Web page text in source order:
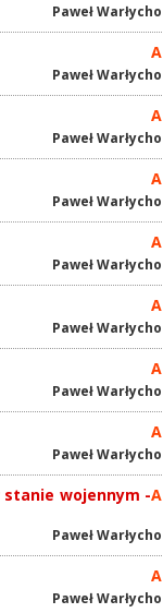
Paweł Warłycho
A
Paweł Warłycho
A
Paweł Warłycho
A
Paweł Warłycho
A
Paweł Warłycho
A
Paweł Warłycho
A
Paweł Warłycho
A
Paweł Warłycho
A
stanie wojennym -
Paweł Warłycho
A
Paweł Warłycho